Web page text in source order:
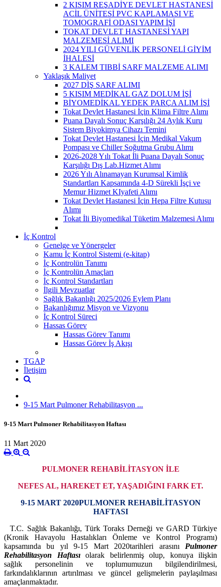
2 KISIM REŞADİYE DEVLET HASTANESİ
ACİL ÜNİTESİ PVC KAPLAMASI VE
TOMOGRAFİ ODASI YAPIM İŞİ
TOKAT DEVLET HASTANESİ YAPI
MALZEMESİ ALIMI
2024 YILI GÜVENLİK PERSONELİ GİYİM
İHALESİ
3 KALEM TIBBİ SARF MALZEME ALIMI
Yaklaşık Maliyet
2027 DİŞ SARF ALIMI
5 KISIM MEDİKAL GAZ DOLUM İŞİ
BİYOMEDİKAL YEDEK PARÇA ALIM İŞİ
Tokat Devlet Hastanesi İçin Klima Filtre Alımı
Puana Dayalı Sonuç Karşılığı 24 Aylık Kuru
Sistem Biyokimya Cihazı Temini
Tokat Devlet Hastanesi İçin Medikal Vakum
Pompası ve Chiller Soğutma Grubu Alımı
2026-2028 Yılı Tokat İli Puana Dayalı Sonuç
Karşılığı Dış Lab.Hizmet Alımı
2026 Yılı Alınamayan Kurumsal Kimlik
Standartları Kapsamında 4-D Sürekli İşçi ve
Memur Hizmet KIyafeti Alımı
Tokat Devlet Hastanesi İçin Hepa Filtre Kutusu
Alımı
Tokat İli Biyomedikal Tüketim Malzemesi Alımı
İç Kontrol
Genelge ve Yönergeler
Kamu İç Kontrol Sistemi (e-kitap)
İç Kontrolün Tanımı
İç Kontrolün Amaçları
İç Kontrol Standartları
İlgili Mevzuatlar
Sağlık Bakanlığı 2025/2026 Eylem Planı
Bakanlığımız Misyon ve Vizyonu
İç Kontrol Süreci
Hassas Görev
Hassas Görev Tanımı
Hassas Görev İş Akışı
TGAP
İletişim
9-15 Mart Pulmoner Rehabilitasyon ...
9-15 Mart Pulmoner Rehabilitasyon Haftası
11 Mart 2020
PULMONER REHABİLİTASYON İLE
NEFES AL, HAREKET ET, YAŞADIĞINI FARK ET.
9-15 MART 2020PULMONER REHABİLİTASYON
HAFTASI
T.C. Sağlık Bakanlığı, Türk Toraks Derneği ve GARD Türkiye
(Kronik Havayolu Hastalıkları Önleme ve Kontrol Programı)
kapsamında bu yıl 9-15 Mart 2020tarihleri arasını Pulmoner
Rehabilitasyon Haftasıolarak belirlenmiş olup, konuya ilişkin
sağlık personelinin ve toplumumuzun bilgilendirilmesi,
farkındalıklarının artırılması ve güncel gelişmelerin paylaşılması
amaçlanmaktadır.